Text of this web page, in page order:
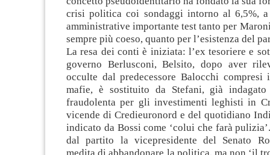
crisi politica coi sondaggi intorno al 6,5%,
amministrative importante test tanto per
sempre più coeso, quanto per l’esistenza del
La resa dei conti è iniziata: l’ex tesoriere e
governo Berlusconi, Belsito, dopo aver
occulte dal predecessore Balocchi
mafie, è sostituito da Stefani, già indagato
fraudolenta per gli investimenti leghisti in
vicende di Credieuronord e del quotidiano
indicato da Bossi come ‘colui che farà
dal partito la vicepresidente del Senato